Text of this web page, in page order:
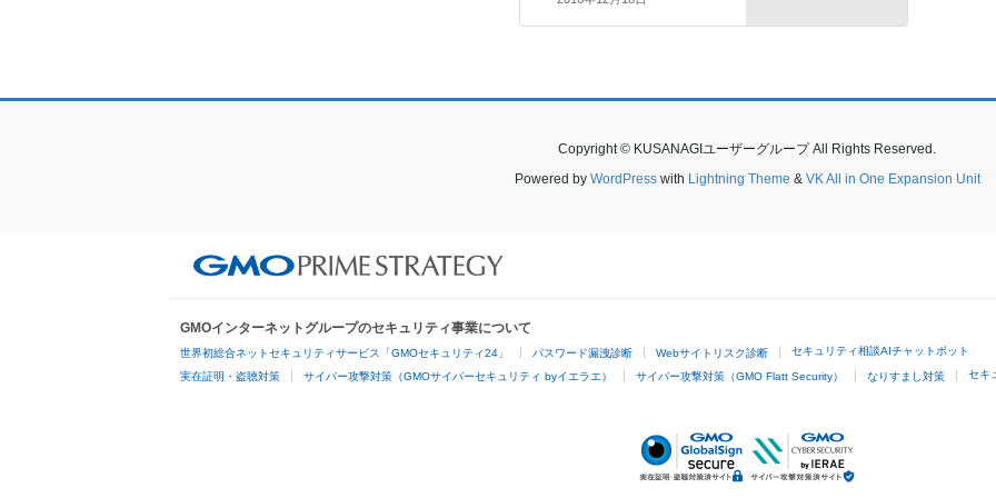
Copyright © KUSANAGIユーザーグループ All Rights Reserved.
Powered by WordPresswith Lightning Theme & VK All in One Expansion Unit
GMOインターネットグループのセキュリティ事業について
世界初総合ネットセキュリティサービス「GMOセキュリティ24」 パスワード漏洩診断 Webサイトリスク診断 セキュリティ相談AIチャットボット
実在証明・盗聴対策 サイバー攻撃対策（GMOサイバーセキュリティ byイエラエ） サイバー攻撃対策（GMO Flatt Security） なりすまし対策 セキ